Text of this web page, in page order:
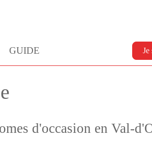
GUIDE Je
d'occasion en Val-